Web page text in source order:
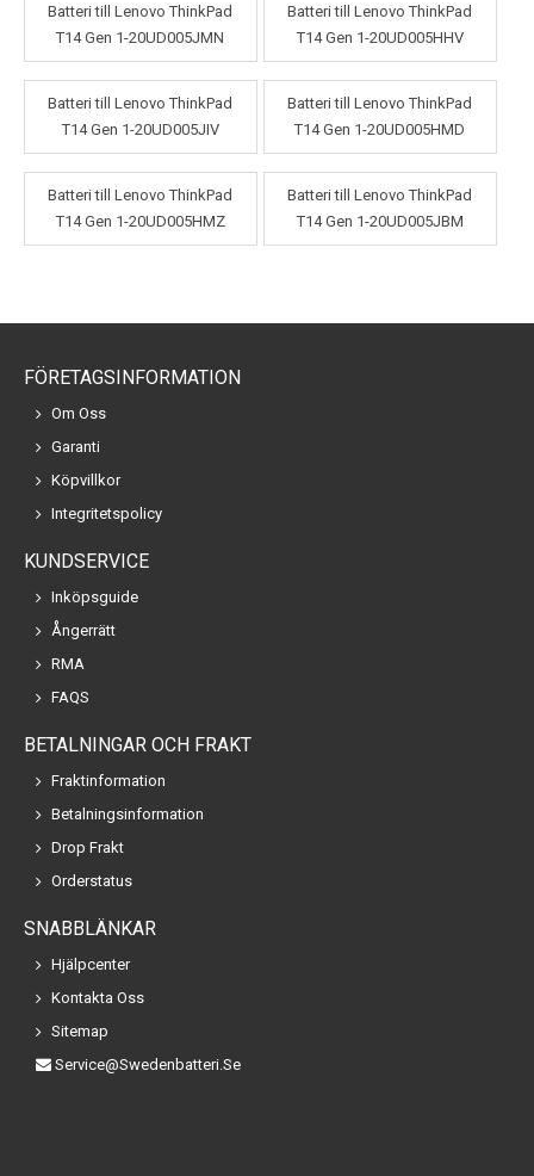
Batteri till Lenovo ThinkPad
T14 Gen 1-20UD005JMN
Batteri till Lenovo ThinkPad
T14 Gen 1-20UD005HHV
Batteri till Lenovo ThinkPad
T14 Gen 1-20UD005JIV
Batteri till Lenovo ThinkPad
T14 Gen 1-20UD005HMD
Batteri till Lenovo ThinkPad
T14 Gen 1-20UD005HMZ
Batteri till Lenovo ThinkPad
T14 Gen 1-20UD005JBM
FÖRETAGSINFORMATION
Om Oss
Garanti
Köpvillkor
Integritetspolicy
KUNDSERVICE
Inköpsguide
Ångerrätt
RMA
FAQS
BETALNINGAR OCH FRAKT
Fraktinformation
Betalningsinformation
Drop Frakt
Orderstatus
SNABBLÄNKAR
Hjälpcenter
Kontakta Oss
Sitemap
Service@swedenbatteri.se